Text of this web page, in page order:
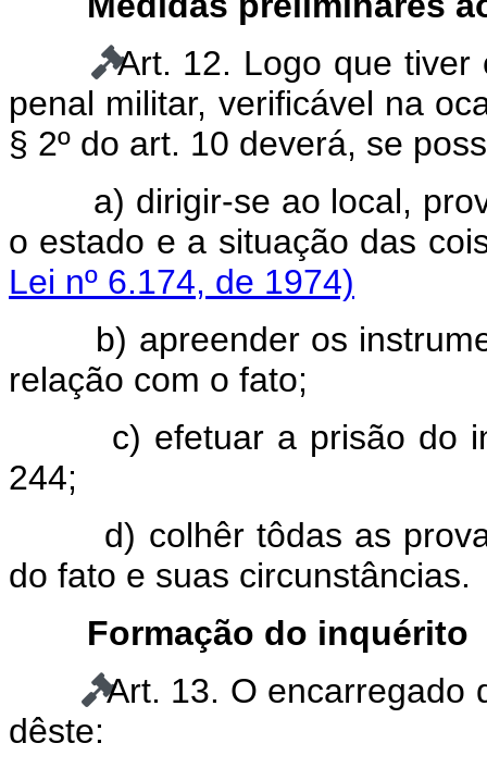
Art. 12. Logo que tiver
penal militar, verificável na
§ 2º do art. 10 deverá, se
a) dirigir-se ao local,
o estado e a situação das
Lei nº 6.174, de 1974)
b) apreender os
relação com o fato;
c) efetuar a prisão do
244;
d) colhêr tôdas as provas
do fato e suas circunstâncias.
Formação do inquérito
Art. 13. O encarregado
dêste: